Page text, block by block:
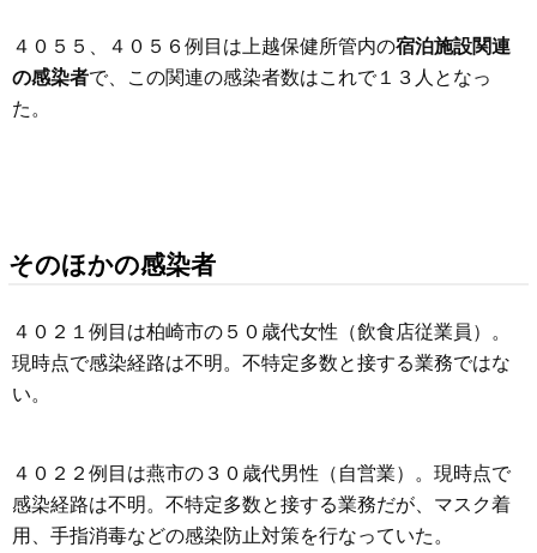
４０５５、４０５６例目は上越保健所管内の宿泊施設関連
の感染者で、この関連の感染者数はこれで１３人となっ
た。
そのほかの感染者
４０２１例目は柏崎市の５０歳代女性（飲食店従業員）。
現時点で感染経路は不明。不特定多数と接する業務ではな
い。
４０２２例目は燕市の３０歳代男性（自営業）。現時点で
感染経路は不明。不特定多数と接する業務だが、マスク着
用、手指消毒などの感染防止対策を行なっていた。